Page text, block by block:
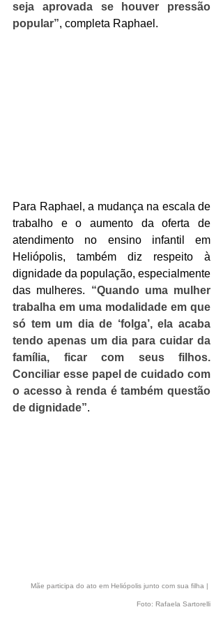
seja aprovada se houver pressão
popular”, completa Raphael.
Para Raphael, a mudança na escala de
trabalho e o aumento da oferta de
atendimento no ensino infantil em
Heliópolis, também diz respeito à
dignidade da população, especialmente
das mulheres. “Quando uma mulher
trabalha em uma modalidade em que
só tem um dia de ‘folga’, ela acaba
tendo apenas um dia para cuidar da
família, ficar com seus filhos.
Conciliar esse papel de cuidado com
o acesso à renda é também questão
de dignidade”.
Mãe participa do ato em Heliópolis junto com sua filha |
Foto: Rafaela Sartorelli